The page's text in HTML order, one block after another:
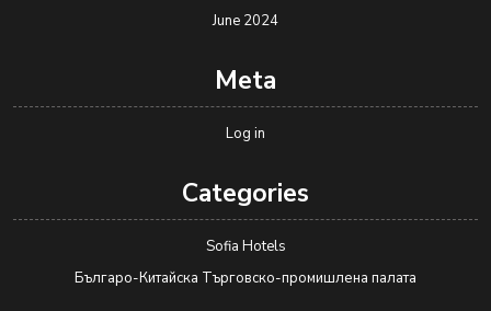
June 2024
Meta
Log in
Categories
Sofia Hotels
Българо-Китайска Търговско-промишлена палaта